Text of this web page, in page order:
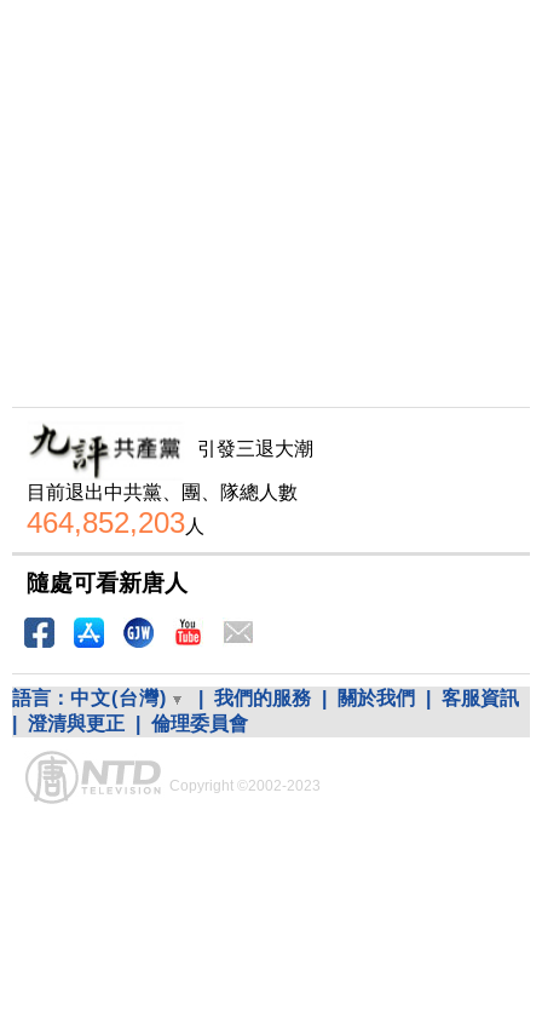
引發三退大潮
目前退出中共黨、團、隊總人數
464,852,203人
隨處可看新唐人
語言： 中文(台灣) 我們的服務 關於我們
客服資訊
澄清與更正 倫理委員會
Copyright ©2002-2023